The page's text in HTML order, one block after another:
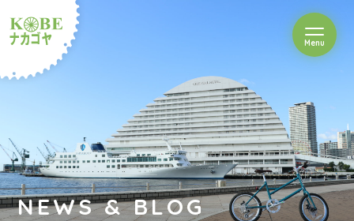
ルショップナカゴヤ
Menuを開閉
NEWS & BLOG